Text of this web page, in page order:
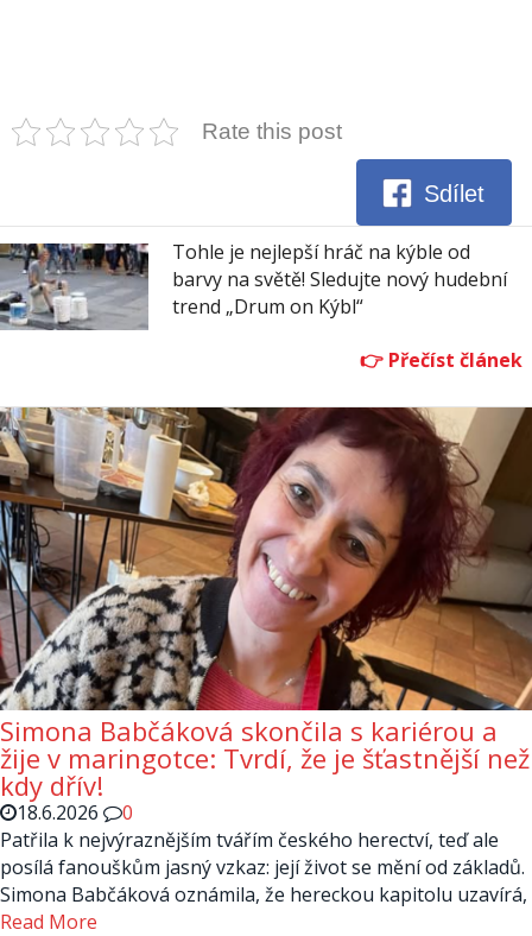
Rate this post
Sdílet
Tohle je nejlepší hráč na kýble od
barvy na světě! Sledujte nový hudební
trend „Drum on Kýbl“
Simona Babčáková skončila s kariérou a
žije v maringotce: Tvrdí, že je šťastnější než
kdy dřív!
18.6.2026
0
Patřila k nejvýraznějším tvářím českého herectví, teď ale
posílá fanouškům jasný vzkaz: její život se mění od základů.
Simona Babčáková oznámila, že hereckou kapitolu uzavírá,
Read More